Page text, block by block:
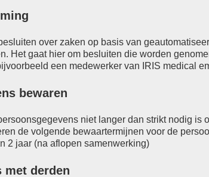
over zaken op basis van
Het gaat hier om besluiten die worden
een medewerker van IRIS medical
bewaren
niet langer dan strikt nodig is
de volgende bewaartermijnen voor de
2 jaar (na aflopen samenwerking)
met derden